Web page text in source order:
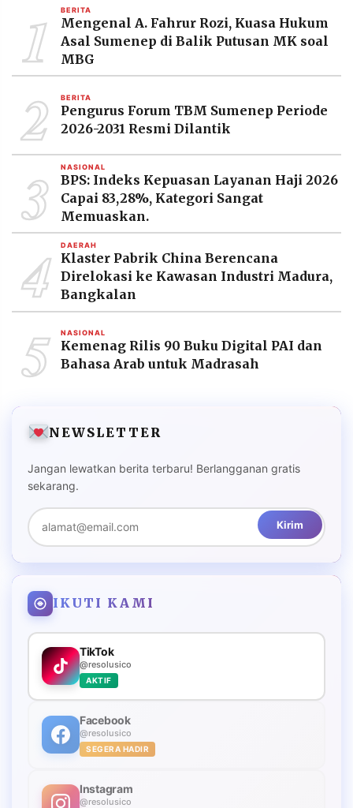
©
Resolusi.co
-
PT.
RESOLUSI
MEDIA
1 BERITA
Mengenal A. Fahrur Rozi, Kuasa Hukum
Asal Sumenep di Balik Putusan MK soal
MBG
2 BERITA
Pengurus Forum TBM Sumenep Periode
2026-2031 Resmi Dilantik
3 NASIONAL
BPS: Indeks Kepuasan Layanan Haji 2026
Capai 83,28%, Kategori Sangat
Memuaskan.
4 DAERAH
Klaster Pabrik China Berencana
Direlokasi ke Kawasan Industri Madura,
Bangkalan
5 NASIONAL
Kemenag Rilis 90 Buku Digital PAI dan
Bahasa Arab untuk Madrasah
NEWSLETTER
Jangan lewatkan berita terbaru! Berlangganan gratis
sekarang.
Kirim
IKUTI KAMI
TikTok
@resolusico
AKTIF
Facebook
@resolusico
SEGERA HADIR
Instagram
@resolusico